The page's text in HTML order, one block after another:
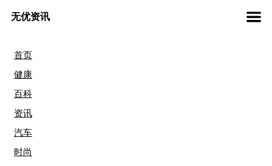
无优资讯
首页
健康
百科
资讯
汽车
时尚